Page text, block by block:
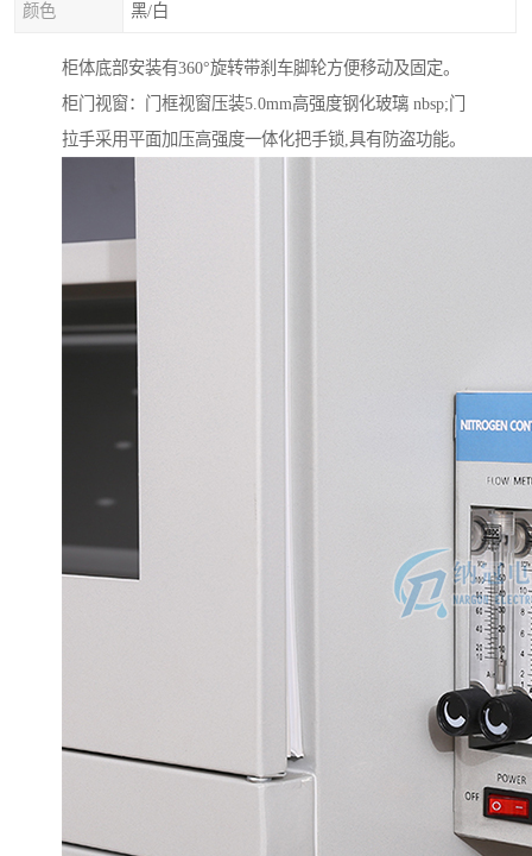
颜色 黑/白
柜体底部安装有360°旋转带刹车脚轮方便移动及固定。
柜门视窗：门框视窗压装5.0mm高强度钢化玻璃 nbsp;门
拉手采用平面加压高强度一体化把手锁,具有防盗功能。